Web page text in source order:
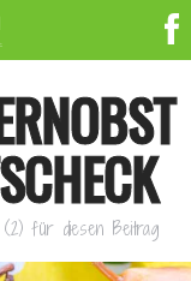
(2) für diesen Beitrag